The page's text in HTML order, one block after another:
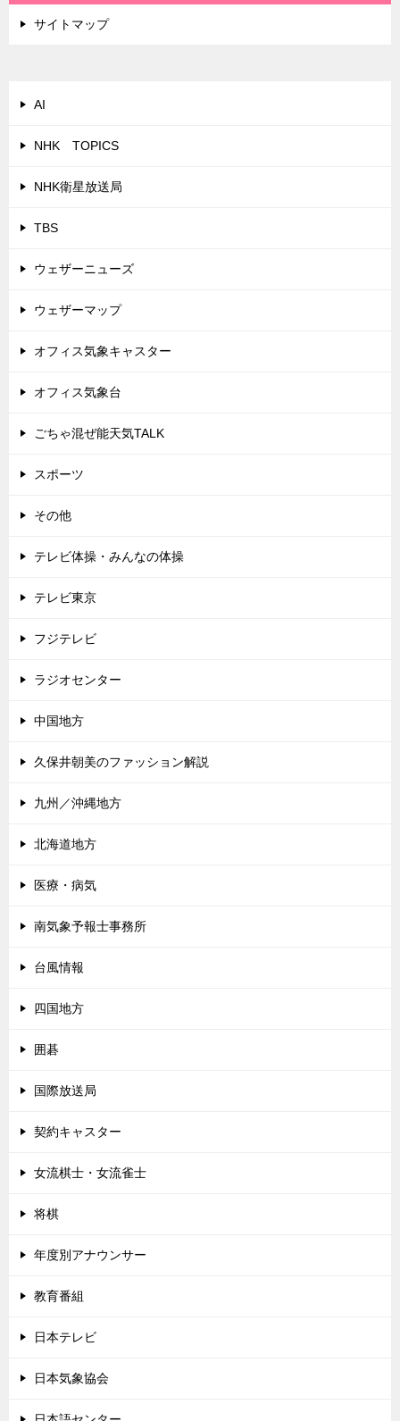
サイトマップ
AI
NHK TOPICS
NHK衛星放送局
TBS
ウェザーニューズ
ウェザーマップ
オフィス気象キャスター
オフィス気象台
ごちゃ混ぜ能天気TALK
スポーツ
その他
テレビ体操・みんなの体操
テレビ東京
フジテレビ
ラジオセンター
中国地方
久保井朝美のファッション解説
九州／沖縄地方
北海道地方
医療・病気
南気象予報士事務所
台風情報
四国地方
囲碁
国際放送局
契約キャスター
女流棋士・女流雀士
将棋
年度別アナウンサー
教育番組
日本テレビ
日本気象協会